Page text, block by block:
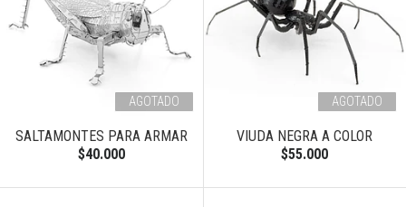
AGOTADO
SALTAMONTES PARA ARMAR
$40.000
AGOTADO
VIUDA NEGRA A COLOR
$55.000